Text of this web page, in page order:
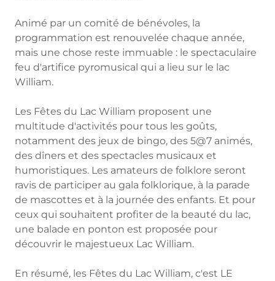
Animé par un comité de bénévoles, la
programmation est renouvelée chaque année,
mais une chose reste immuable : le spectaculaire
feu d'artifice pyromusical qui a lieu sur le lac
William.
Les Fêtes du Lac William proposent une
multitude d'activités pour tous les goûts,
notamment des jeux de bingo, des 5@7 animés,
des dîners et des spectacles musicaux et
humoristiques. Les amateurs de folklore seront
ravis de participer au gala folklorique, à la parade
de mascottes et à la journée des enfants. Et pour
ceux qui souhaitent profiter de la beauté du lac,
une balade en ponton est proposée pour
découvrir le majestueux Lac William.
En résumé, les Fêtes du Lac William, c'est LE